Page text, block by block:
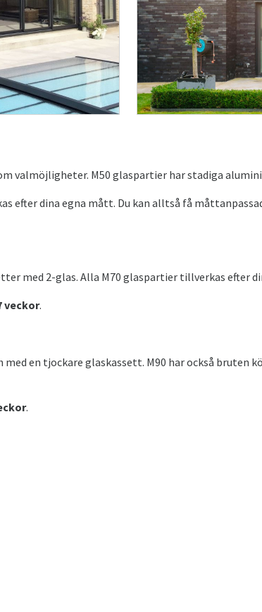
valmöjligheter. M50 glaspartier har stadiga
efter dina egna mått. Du kan alltså få
med 2-glas. Alla M70 glaspartier tillverkas efter
veckor.
en tjockare glaskassett. M90 har också
.